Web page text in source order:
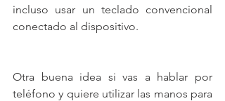
incluso usar un teclado convencional
conectado al dispositivo.
Otra buena idea si vas a hablar por
teléfono y quiere utilizar las manos para